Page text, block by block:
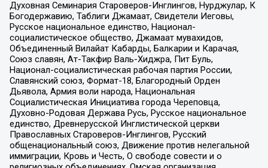
Духовная Семинария Староверов-Инглингов, Нурджулар, К
Богодержавию, Таблиги Джамаат, Свидетели Иеговы,
Русское национальное единство, Национал-
социалистическое общество, Джамаат мувахидов,
Объединенный Вилайат Кабарды, Балкарии и Карачая,
Союз славян, Ат-Такфир Валь-Хиджра, Пит Буль,
Национал-социалистическая рабочая партия России,
Славянский союз, Формат-18, Благородный Орден
Дьявола, Армия воли народа, Национальная
Социалистическая Инициатива города Череповца,
Духовно-Родовая Держава Русь, Русское национальное
единство, Древнерусской Инглистической церкви
Православных Староверов-Инглингов, Русский
общенациональный союз, Движение против нелегальной
иммиграции, Кровь и Честь, О свободе совести и о